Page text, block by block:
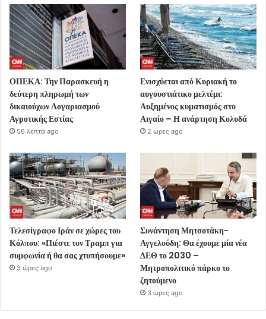
ΟΠΕΚΑ: Την Παρασκευή η
δεύτερη πληρωμή των
δικαιούχων Λογαριασμού
Αγροτικής Εστίας
56 λεπτά ago
Ενισχύεται από Κυριακή το
αυγουστιάτικο μελτέμι:
Αυξημένος κυματισμός στο
Αιγαίο – Η ανάρτηση Κολυδά
2 ώρες ago
Τελεσίγραφο Ιράν σε χώρες του
Κόλπου: «Πιέστε τον Τραμπ για
συμφωνία ή θα σας χτυπήσουμε»
3 ώρες ago
Συνάντηση Μητσοτάκη-
Αγγελούδη: Θα έχουμε μία νέα
ΔΕΘ το 2030 –
Μητροπολιτικό πάρκο το
ζητούμενο
3 ώρες ago